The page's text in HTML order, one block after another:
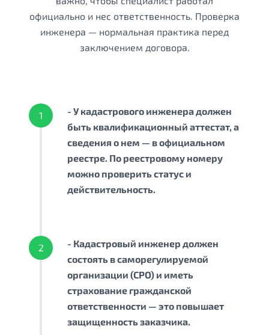
официально и нес ответственность. Проверка
инженера — нормальная практика перед
заключением договора.
1
- У кадастрового инженера должен
быть квалификационный аттестат, а
сведения о нем — в официальном
реестре. По реестровому номеру
можно проверить статус и
действительность.
2
- Кадастровый инженер должен
состоять в саморегулируемой
организации (СРО) и иметь
страхование гражданской
ответственности — это повышает
защищенность заказчика.